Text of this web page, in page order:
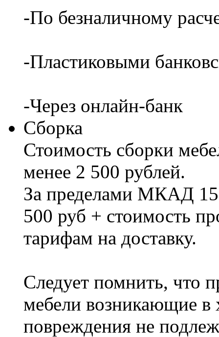
-По безналичному
-Пластиковыми
-Через онлайн-банк
Сборка
Стоимость сборки
менее 2 500 рублей.
За пределами МКАД
500 руб + стоимость
тарифам на доставку.
Следует помнить, что
мебели возникающие в
повреждения не